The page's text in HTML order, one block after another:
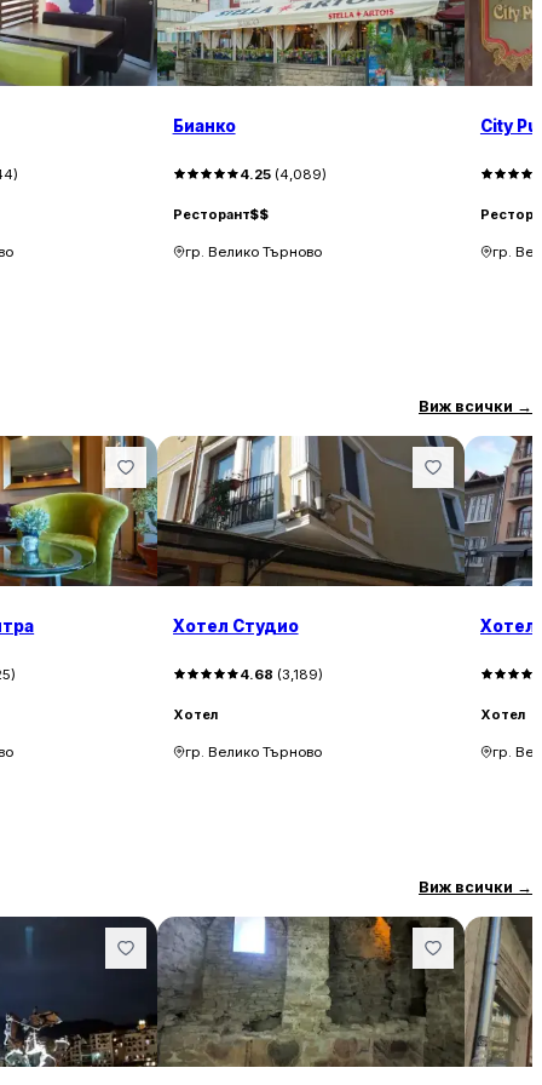
)
Бианко
4.25(4,089)
Ресторант$$
гр. Велико Търново
City
гр.
Виж всички →
)
Хотел Студио
4.68 (3,189)
Хотел
гр. Велико Търново
Хотел
Хотел
гр.
Виж всички →